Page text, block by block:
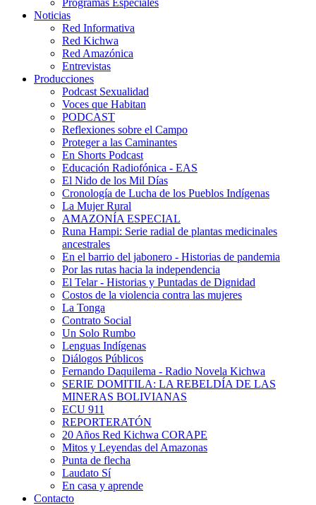
Programas Especiales
Noticias
Red Informativa
Red Kichwa
Red Amazónica
Entrevistas
Producciones
Podcast Sexualidad
Voces que Habitan
PODCAST
Reflexiones sobre el Campo
Proteger a las Caminantes
En Shorts Podcast
Educación Radiofónica - EAS
El Nido de los Mil Días
Cronología de Lucha de los Pueblos Indígenas
La Mujer Rural
AMAZONÍA ESPECIAL
Runa Hampi: Serie radial de plantas medicinales
ancestrales
En el barrio del jabonero - Historias de pandemia
Por las rutas hacia la independencia
El Telar - Historias y Puntadas de Dignidad
Costos de la violencia contra las mujeres
La Tonga
Contrato Social
Un Solo Rumbo
Lenguas Indígenas
Diálogos Públicos
Fernando Daquilema - Radio Novela Kichwa
SERIE DOMITILA: LA REBELDÍA DE LAS
MINERAS BOLIVIANAS
ECU 911
REPORTERATÓN
20 Años Red Kichwa CORAPE
Mitos y Leyendas del Amazonas
Punta de flecha
Laudato Sí
En casa y aprende
Contacto